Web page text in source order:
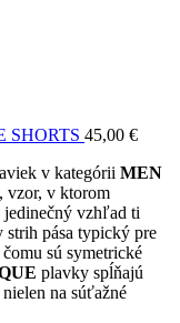
SHORTS 45,00 €
v kategórii MEN
vzor, v ktorom
jedinečný vzhľad ti
strih pása typický pre
sú symetrické
plavky spĺňajú
na súťažné